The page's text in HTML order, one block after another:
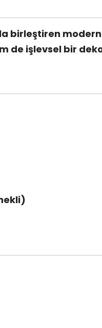
birleştiren modern
de işlevsel bir